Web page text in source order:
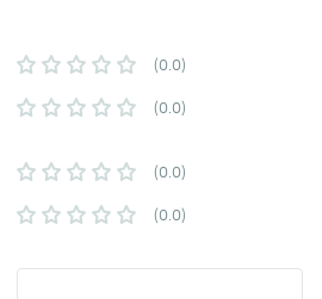
(0.0)
(0.0)
(0.0)
(0.0)